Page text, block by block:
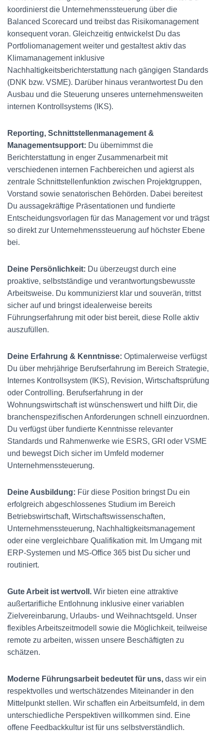
koordinierst die Unternehmenssteuerung über die
Balanced Scorecard und treibst das Risikomanagement
konsequent voran. Gleichzeitig entwickelst Du das
Portfoliomanagement weiter und gestaltest aktiv das
Klimamanagement inklusive
Nachhaltigkeitsberichterstattung nach gängigen Standards
(DNK bzw. VSME). Darüber hinaus verantwortest Du den
Ausbau und die Steuerung unseres unternehmensweiten
internen Kontrollsystems (IKS).
Reporting, Schnittstellenmanagement &
Managementsupport: Du übernimmst die
Berichterstattung in enger Zusammenarbeit mit
verschiedenen internen Fachbereichen und agierst als
zentrale Schnittstellenfunktion zwischen Projektgruppen,
Vorstand sowie senatorischen Behörden. Dabei bereitest
Du aussagekräftige Präsentationen und fundierte
Entscheidungsvorlagen für das Management vor und trägst
so direkt zur Unternehmenssteuerung auf höchster Ebene
bei.
Deine Persönlichkeit: Du überzeugst durch eine
proaktive, selbstständige und verantwortungsbewusste
Arbeitsweise. Du kommunizierst klar und souverän, trittst
sicher auf und bringst idealerweise bereits
Führungserfahrung mit oder bist bereit, diese Rolle aktiv
auszufüllen.
Deine Erfahrung & Kenntnisse: Optimalerweise verfügst
Du über mehrjährige Berufserfahrung im Bereich Strategie,
Internes Kontrollsystem (IKS), Revision, Wirtschaftsprüfung
oder Controlling. Berufserfahrung in der
Wohnungswirtschaft ist wünschenswert und hilft Dir, die
branchenspezifischen Anforderungen schnell einzuordnen.
Du verfügst über fundierte Kenntnisse relevanter
Standards und Rahmenwerke wie ESRS, GRI oder VSME
und bewegst Dich sicher im Umfeld moderner
Unternehmenssteuerung.
Deine Ausbildung: Für diese Position bringst Du ein
erfolgreich abgeschlossenes Studium im Bereich
Betriebswirtschaft, Wirtschaftswissenschaften,
Unternehmenssteuerung, Nachhaltigkeitsmanagement
oder eine vergleichbare Qualifikation mit. Im Umgang mit
ERP-Systemen und MS-Office 365 bist Du sicher und
routiniert.
Gute Arbeit ist wertvoll. Wir bieten eine attraktive
außertarifliche Entlohnung inklusive einer variablen
Zielvereinbarung, Urlaubs- und Weihnachtsgeld. Unser
flexibles Arbeitszeitmodell sowie die Möglichkeit, teilweise
remote zu arbeiten, wissen unsere Beschäftigten zu
schätzen.
Moderne Führungsarbeit bedeutet für uns, dass wir ein
respektvolles und wertschätzendes Miteinander in den
Mittelpunkt stellen. Wir schaffen ein Arbeitsumfeld, in dem
unterschiedliche Perspektiven willkommen sind. Eine
offene Feedbackkultur ist für uns selbstverständlich.